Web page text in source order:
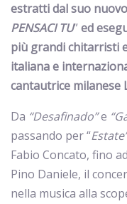
estratti dal suo
PENSACI TU”ed
più grandi chitarristi
italiana e
cantautrice milanese
Da “Desafinado”e
passando per “
Fabio Concato, fino
Pino Daniele, il
nella musica alla